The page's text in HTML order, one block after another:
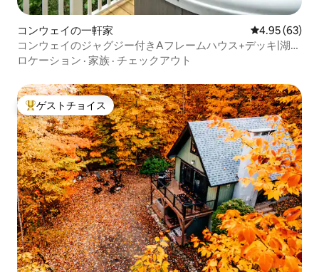
コンウェイの一軒家 レビュー63
4.95 (63)
コンウェイのジャグジー付きAフレームハウス+デッキ|湖の
近く+エアコン
ロケーション · 家族 · チェックアウト
大好評のゲストチョイスです。
ゲストチョイス